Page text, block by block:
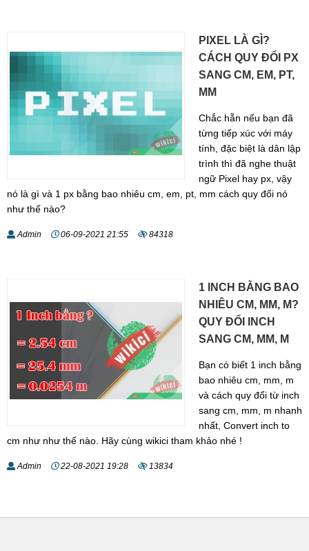
PIXEL LÀ GÌ?
CÁCH QUY ĐỔI PX
SANG CM, EM, PT,
MM
Chắc hẵn nếu bạn đã
từng tiếp xúc với máy
tính, đặc biệt là dân lập
trình thì đã nghe thuật
ngữ Pixel hay px, vậy
nó là gì và 1 px bằng bao nhiêu cm, em, pt, mm cách quy đổi nó
như thế nào?
Admin 06-09-2021 21:55 84318
1 INCH BẰNG BAO
NHIÊU CM, MM, M?
QUY ĐỔI INCH
SANG CM, MM, M
Bạn có biết 1 inch bằng
bao nhiêu cm, mm, m
và cách quy đổi từ inch
sang cm, mm, m nhanh
nhất, Convert inch to
cm như như thế nào. Hãy cùng wikici tham khảo nhé !
Admin 22-08-2021 19:28 13834